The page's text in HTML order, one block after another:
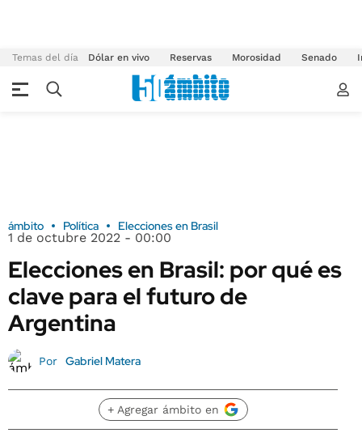
Temas del día Dólar en vivo Reservas Morosidad Senado
ámbito Política Elecciones en Brasil
1 de octubre 2022 - 00:00
Elecciones en Brasil: por qué es
clave para el futuro de
Argentina
Por Gabriel Matera
+ Agregar ámbito en